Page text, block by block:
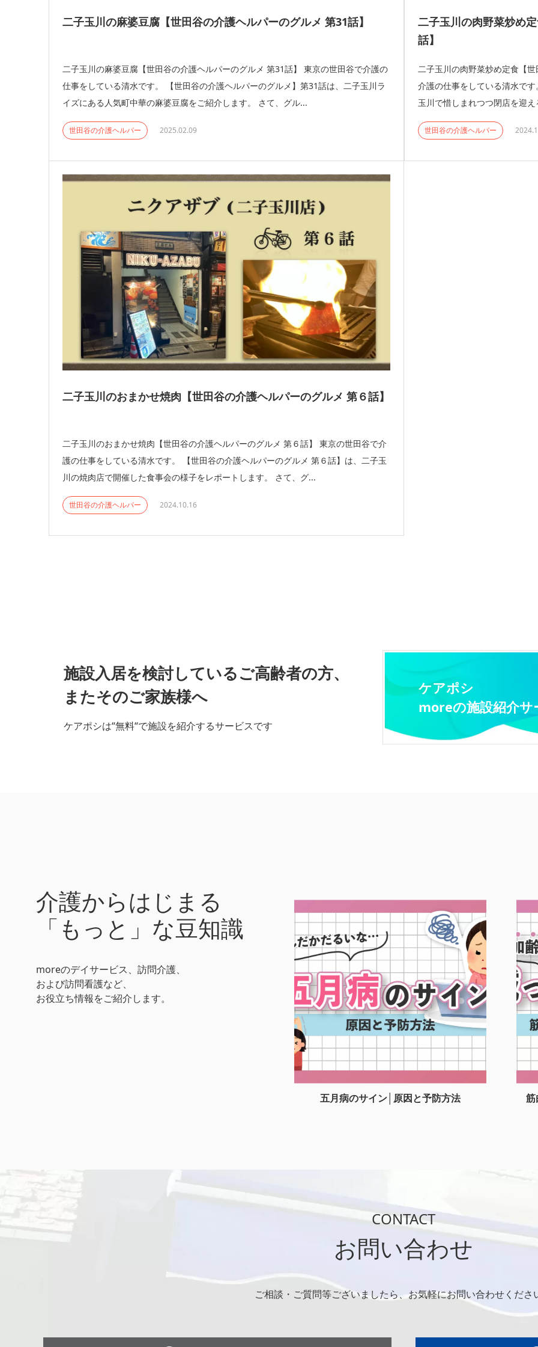
二子玉川の麻婆豆腐【世田谷の介護ヘルパーのグルメ 第31話】
二子玉川の麻婆豆腐【世田谷の介護ヘルパーのグルメ 第31話】 東京の世田谷で介護の
仕事をしている清水です。 【世田谷の介護ヘルパーのグルメ】第31話は、二子玉川ラ
イズにある人気町中華の麻婆豆腐をご紹介します。 さて、グル...
世田谷の介護ヘルパー 2025.02.09
二子玉川の肉野菜炒め
話】
二子玉川の肉野菜炒め定食【
介護の仕事をしている清水で
玉川で惜しまれつつ閉店を迎
世田谷の介護ヘルパー
二子玉川のおまかせ焼肉【世田谷の介護ヘルパーのグルメ 第６話】
二子玉川のおまかせ焼肉【世田谷の介護ヘルパーのグルメ 第６話】 東京の世田谷で介
護の仕事をしている清水です。 【世田谷の介護ヘルパーのグルメ 第６話】は、二子玉
川の焼肉店で開催した食事会の様子をレポートします。 さて、グ...
世田谷の介護ヘルパー 2024.10.16
施設入居を検討しているご高齢者の方、
またそのご家族様へ
ケアポシは“無料“で施設を紹介するサービスです
ケアポシ
moreの施設紹介サ
介護からはじまる
「もっと」な豆知識
moreのデイサービス、訪問介護、
および訪問看護など、
お役立ち情報をご紹介します。
五月病のサイン│原因と予防方法 筋
CONTACT
お問い合わせ
ご相談・ご質問等ございましたら、お気軽にお問い合わせくださ